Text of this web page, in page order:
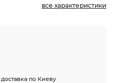
все характеристики
доставка по Киеву